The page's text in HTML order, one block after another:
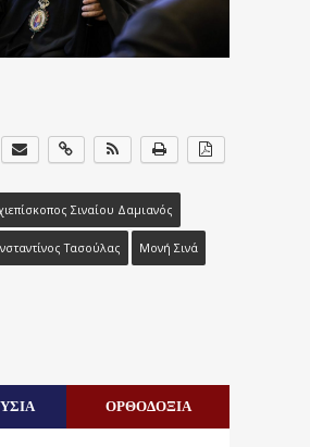
Σιναίου Δαμιανός
Τασούλας Μονή Σινά
ΟΡΘΟΔΟΞΙΑ